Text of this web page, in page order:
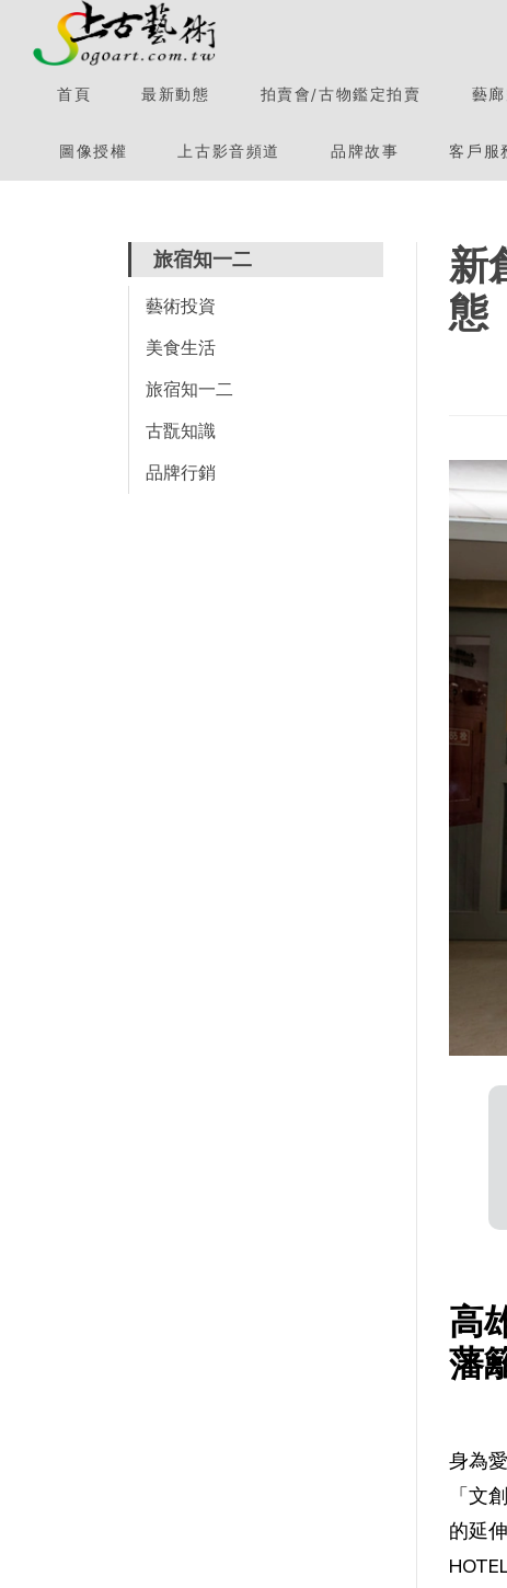
首頁 最新動態 拍賣會/古物鑑定拍賣 藝廊
圖像授權 上古影音頻道 品牌故事 客戶服
旅宿知一二
藝術投資
美食生活
旅宿知一二
古翫知識
品牌行銷
新
態
高
藩
身為
「文
的延